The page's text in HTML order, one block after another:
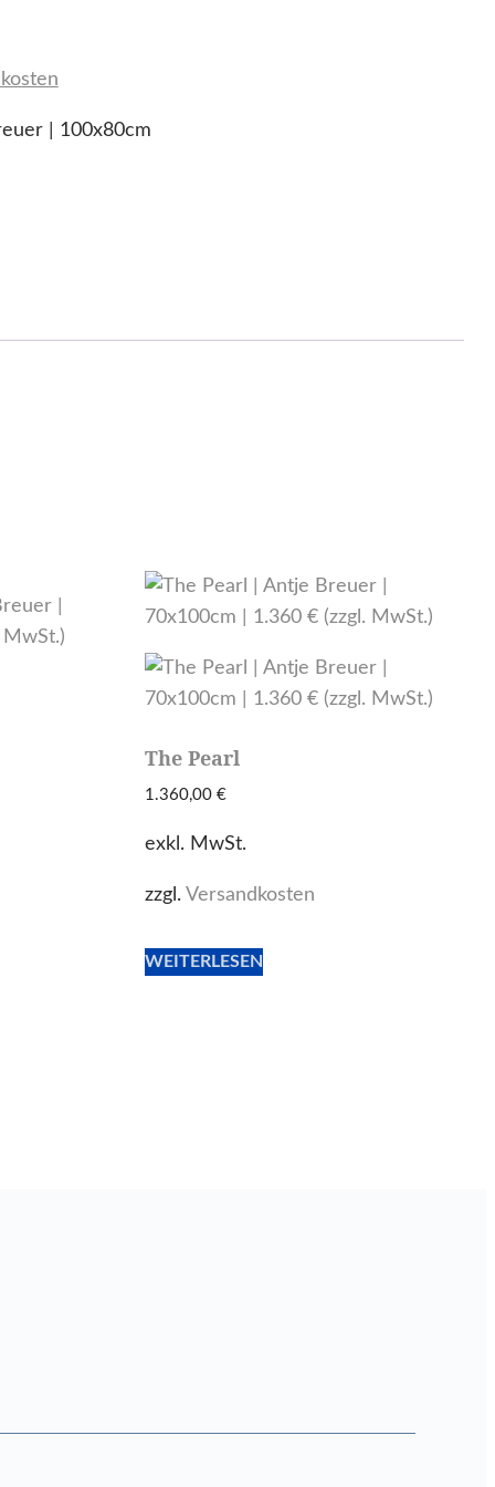
| 100x80cm
The Pearl
1.360,00 €
exkl. MwSt.
zzgl. Versandkosten
WEITERLESEN